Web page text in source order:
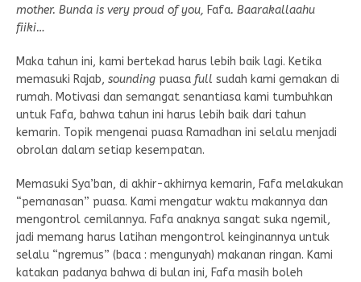
mother. Bunda is very proud of you, Fafa. Baarakallaahu
fiiki…
Maka tahun ini, kami bertekad harus lebih baik lagi. Ketika
memasuki Rajab, sounding puasa full sudah kami gemakan di
rumah. Motivasi dan semangat senantiasa kami tumbuhkan
untuk Fafa, bahwa tahun ini harus lebih baik dari tahun
kemarin. Topik mengenai puasa Ramadhan ini selalu menjadi
obrolan dalam setiap kesempatan.
Memasuki Sya’ban, di akhir-akhirnya kemarin, Fafa melakukan
“pemanasan” puasa. Kami mengatur waktu makannya dan
mengontrol cemilannya. Fafa anaknya sangat suka ngemil,
jadi memang harus latihan mengontrol keinginannya untuk
selalu “ngremus” (baca : mengunyah) makanan ringan. Kami
katakan padanya bahwa di bulan ini, Fafa masih boleh